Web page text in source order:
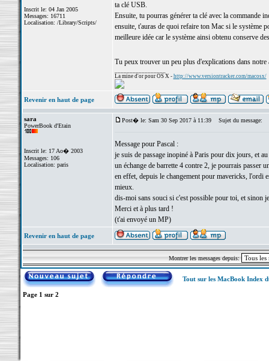
Inscrit le: 04 Jan 2005
Messages: 16711
Localisation: /Library/Scripts/
ta clé USB.
Ensuite, tu pourras générer ta clé avec la commande
ensuite, t'auras de quoi refaire ton Mac si le système
meilleure idée car le système ainsi obtenu conserve
Tu peux trouver un peu plus d'explications dans
La mine d'or pour OS X - http://www.versiontracker.com/macosx/
Revenir en haut de page
sara
PowerBook d'Etain
Inscrit le: 17 Ao� 2003
Messages: 106
Localisation: paris
Post� le: Sam 30 Sep 2017 à 11:39 Sujet du message:
Message pour Pascal :
je suis de passage inopiné à Paris pour dix jours, et
un échange de barrette 4 contre 2, je pourrais passer
en effet, depuis le changement pour mavericks, l'ordi
mieux.
dis-moi sans souci si c'est possible pour toi, et sinon
Merci et à plus tard !
(t'ai envoyé un MP)
Revenir en haut de page
Montrer les messages depuis:
Tout sur les MacBook Index
Page 1 sur 2